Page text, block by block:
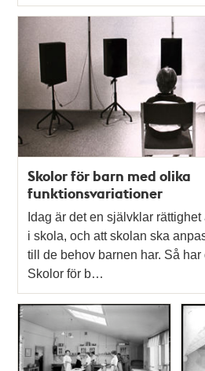
Skolor för barn med olika
funktionsvariationer
Idag är det en självklar
i skola, och att skolan ska
till de behov barnen har. Så
Skolor för b…